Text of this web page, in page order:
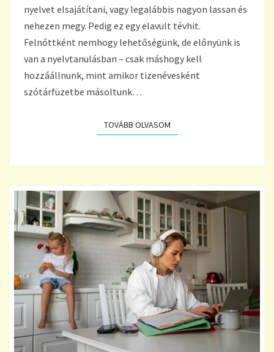
nyelvet elsajátítani, vagy legalábbis nagyon lassan és
nehezen megy. Pedig ez egy elavult tévhit.
Felnőttként nemhogy lehetőségünk, de előnyünk is
van a nyelvtanulásban – csak máshogy kell
hozzáállnunk, mint amikor tizenévesként
szótárfüzetbe másoltunk…
TOVÁBB OLVASOMTOVÁBB OLVASOM